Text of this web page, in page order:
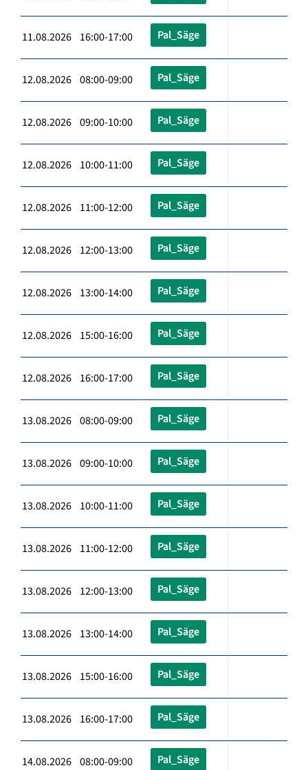
11.08.2026 16:00-17:00 Pal_Säge
12.08.2026 08:00-09:00 Pal_Säge
12.08.2026 09:00-10:00 Pal_Säge
12.08.2026 10:00-11:00 Pal_Säge
12.08.2026 11:00-12:00 Pal_Säge
12.08.2026 12:00-13:00 Pal_Säge
12.08.2026 13:00-14:00 Pal_Säge
12.08.2026 15:00-16:00 Pal_Säge
12.08.2026 16:00-17:00 Pal_Säge
13.08.2026 08:00-09:00 Pal_Säge
13.08.2026 09:00-10:00 Pal_Säge
13.08.2026 10:00-11:00 Pal_Säge
13.08.2026 11:00-12:00 Pal_Säge
13.08.2026 12:00-13:00 Pal_Säge
13.08.2026 13:00-14:00 Pal_Säge
13.08.2026 15:00-16:00 Pal_Säge
13.08.2026 16:00-17:00 Pal_Säge
14.08.2026 08:00-09:00 Pal_Säge